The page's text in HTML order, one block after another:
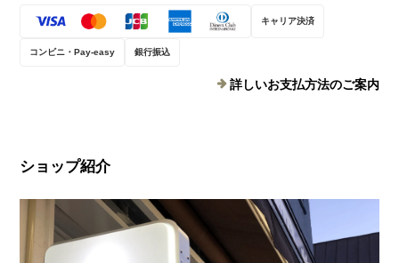
キャリア決済
コンビニ・Pay-easy 銀行振込
詳しいお支払方法のご案内
ショップ紹介